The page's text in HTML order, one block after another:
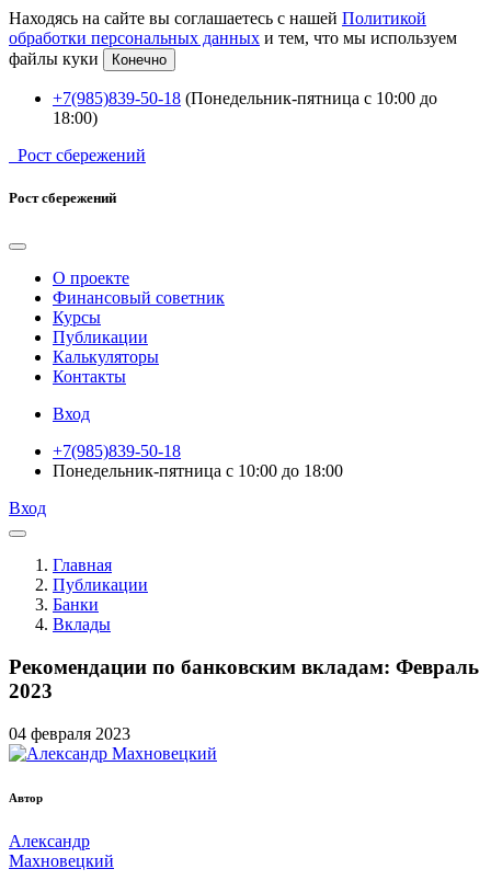
Находясь на сайте вы соглашаетесь с нашей Политикой
обработки персональных данных и тем, что мы используем
файлы куки
Конечно
+7(985)839-50-18 (Понедельник-пятница с 10:00 до
18:00)
Рост сбережений
Рост сбережений
О проекте
Финансовый советник
Курсы
Публикации
Калькуляторы
Контакты
Вход
+7(985)839-50-18
Понедельник-пятница с 10:00 до 18:00
Вход
Главная
Публикации
Банки
Вклады
Рекомендации по банковским вкладам: Февраль
2023
04 февраля 2023
Автор
Александр
Махновецкий